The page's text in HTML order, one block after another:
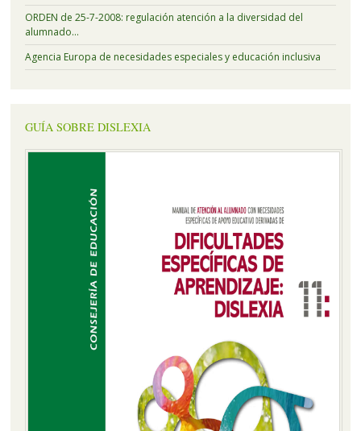
ORDEN de 25-7-2008: regulación atención a la diversidad del
alumnado…
Agencia Europa de necesidades especiales y educación inclusiva
GUÍA SOBRE DISLEXIA